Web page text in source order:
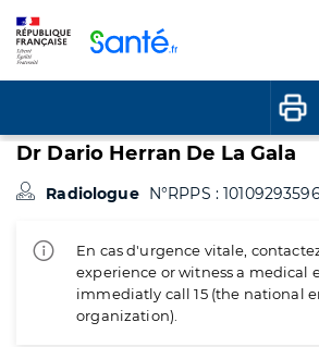
Dr Dario Herran De La Gala
Radiologue N°RPPS : 10109293596
En cas d'urgence vitale,
experience or witness a medical
immediatly call 15 (the national
organization).